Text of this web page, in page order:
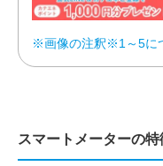
※画像の注釈※1～5に
スマートメーターの特